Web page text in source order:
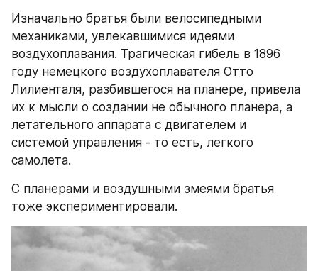
Изначально братья были велосипедными
механиками, увлекавшимися идеями
воздухоплавания. Трагическая гибель в 1896
году немецкого воздухоплавателя Отто
Лилиенталя, разбившегося на планере, привела
их к мысли о создании не обычного планера, а
летательного аппарата с двигателем и
системой управления - то есть, легкого
самолета.
С планерами и воздушными змеями братья
тоже экспериментировали.